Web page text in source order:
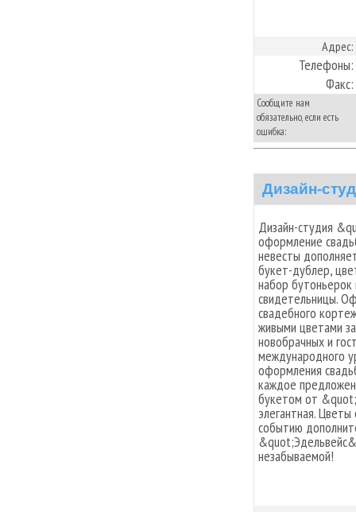
Адрес:
Телефоны:
Факс:
Сообщите нам
обязательно, если есть
ошибка:
Дизайн-
Дизайн-студия
оформление
невесты
букет-дублер,
набор
свидетельницы.
свадебного
живыми цветами
новобрачных и
международного
оформления
каждое
букетом от
элегантная.
событию
незабываемой!